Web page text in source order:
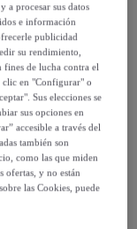
partner
a procesar sus datos
e información
publicidad
su rendimiento,
fines de lucha contra el
clic en "Configurar" o
Sus elecciones se
sus opciones en
accesible a través del
también son
como las que miden
ofertas, y no están
las Cookies, puede